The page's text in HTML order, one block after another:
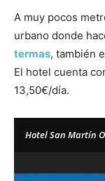
A muy pocos
urbano donde
termas, también
El hotel cuenta
13,50€/día.
Hotel San Martín